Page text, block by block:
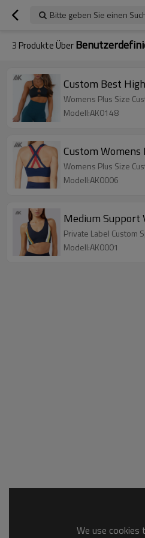
Bitte geben Sie einen
3 Produkte Über
Custom Best
Womens Plus Size
Modell:AK0148
Custom
Womens Plus Size
Modell:AK0006
Medium Support
Private Label
Modell:AK0001
We use